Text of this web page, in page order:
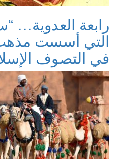
رابعة العدوية…
التي أسست
في التصوف